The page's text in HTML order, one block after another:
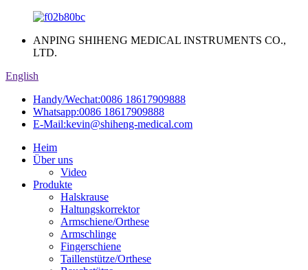
ANPING SHIHENG MEDICAL INSTRUMENTS CO.,
LTD.
English
Handy/Wechat:0086 18617909888
Whatsapp:0086 18617909888
E-Mail:kevin@shiheng-medical.com
Heim
Über uns
Video
Produkte
Halskrause
Haltungskorrektor
Armschiene/Orthese
Armschlinge
Fingerschiene
Taillenstütze/Orthese